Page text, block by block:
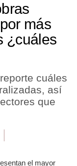
más
¿cuáles
cuáles
así
que